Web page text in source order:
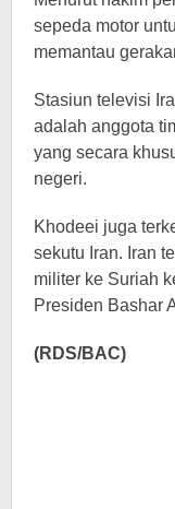
sepeda motor
memantau
Stasiun televisi
adalah anggota
yang secara
negeri.
Khodeei juga
sekutu Iran. Iran
militer ke Suriah
Presiden Bashar
(RDS/BAC)